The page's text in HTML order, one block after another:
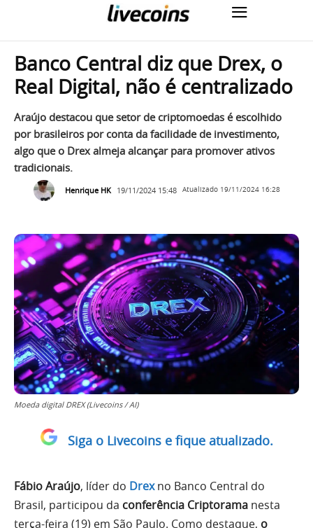
Banco Central diz que Drex, o
Real Digital, não é centralizado
Araújo destacou que setor de criptomoedas é escolhido
por brasileiros por conta da facilidade de investimento,
algo que o Drex almeja alcançar para promover ativos
tradicionais.
Henrique HK 19/11/2024 15:48 Atualizado 19/11/2024 16:28
Moeda digital DREX (Livecoins / AI)
Siga o Livecoins e fique atualizado.
Fábio Araújo, líder do Drexno Banco Central do
Brasil, participou da conferência Criptorama nesta
terça-feira (19) em São Paulo. Como destaque, o